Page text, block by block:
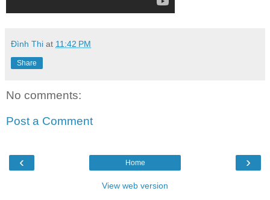
Đình Thi at 11:42 PM
Share
No comments:
Post a Comment
‹ ›
Home
View web version